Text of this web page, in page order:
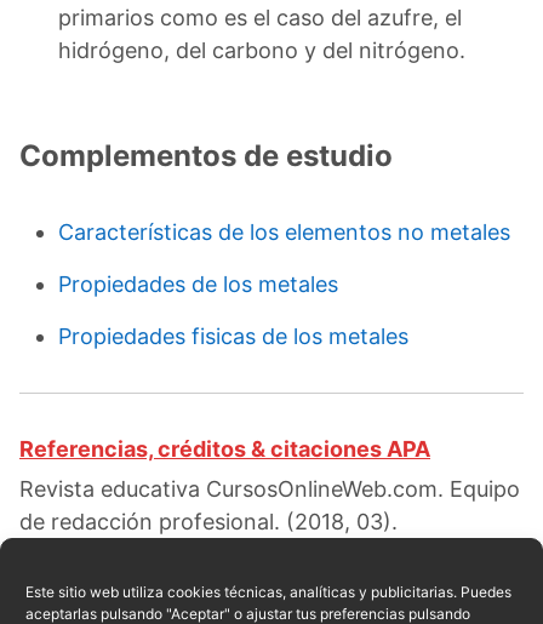
Este sitio web utiliza cookies técnicas, analíticas y publicitarias. Puedes
aceptarlas pulsando "Aceptar" o ajustar tus preferencias pulsando
primarios como es el caso del azufre, el
hidrógeno, del carbono y del nitrógeno.
Complementos de estudio
Características de los elementos no metales
Propiedades de los metales
Propiedades fisicas de los metales
Referencias, créditos & citaciones APA
Revista educativa CursosOnlineWeb.com. Equipo
de redacción profesional. (2018, 03).
Noelia C. Jiménez. Obtenido en fecha 08, 2026,